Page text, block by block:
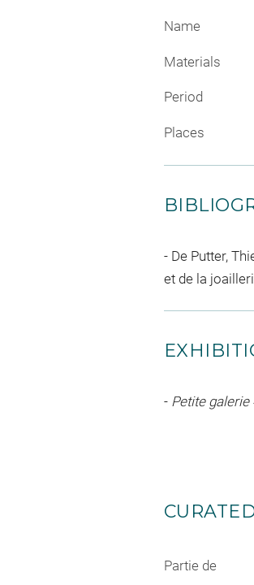
Name
Materials
Period
Places
De Putter,
et de la
- Petite
Partie de